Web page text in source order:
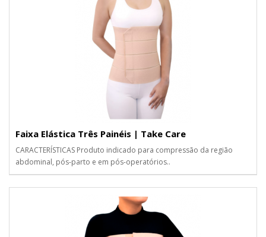
Faixa Elástica Três Painéis | Take Care
CARACTERÍSTICAS Produto indicado para compressão da região
abdominal, pós-parto e em pós-operatórios..